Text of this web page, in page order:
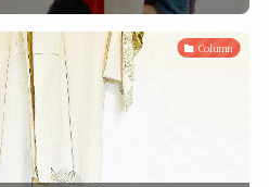
Column